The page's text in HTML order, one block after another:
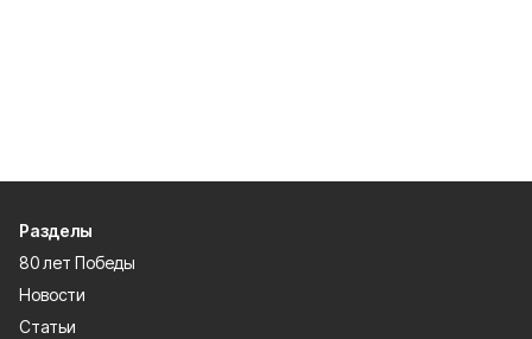
Разделы
80 лет Победы
Новости
Статьи